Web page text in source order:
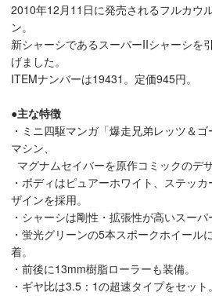
2010年12月11日に発売されるフルカウ
ン。
新シャーシであるスーパーIIシャーシを
げました。
ITEMナンバーは19431。定価945円。
●主な特徴
・ミニ四駆マンガ「爆走兄弟レッツ＆
マシン、
マグナムセイバーを原作コミックのデ
・ボディはピュアーホワイト、ステッ
ザインを採用。
・シャーシは剛性・拡張性が高いスーパ
・蛍光グリーンの5本スポークホイール
着。
・前後に13mm樹脂ローラーも装備。
・ギヤ比は3.5：1の超速タイプをセット。